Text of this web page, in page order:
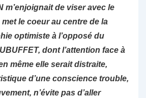
m’enjoignait de viser avec le
le coeur au centre de la
optimiste à l’opposé du
dont l’attention face à
même elle serait distraite,
d’une conscience trouble,
n’évite pas d’aller